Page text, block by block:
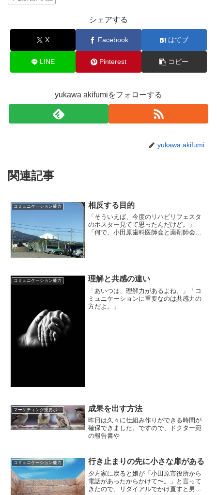
シェアする
X Facebook はてブ
LINE Pinterest コピー
yukawa akifumiをフォローする
yukawa akifumi
関連記事
コミュニケーション能力 相反する目的
「そういえば、今度のリハビリフェスタ
のポスター見てて思ったんだけど。」
「何で、小田原歯科医師会と薬剤師会が
コミュニケーション能力 理解と共感の違い
「あいつは、理解力があるよね。」「コ
ミュニケーションに重要なのは共感力の
方だよ。」
マーケティング重要ポイント 成果を出す方法
昨日は久々に仕組み作りができる時間が
確保できました。ですので、ドクター宛
の報告書や
コミュニケーション能力 行き止まりの先に小さな扉がある
夕方家に戻ると娘が「小田原市役所から
電話があったからかけて〜。」と言って
きたので、リダイアルでかけ直すと男性